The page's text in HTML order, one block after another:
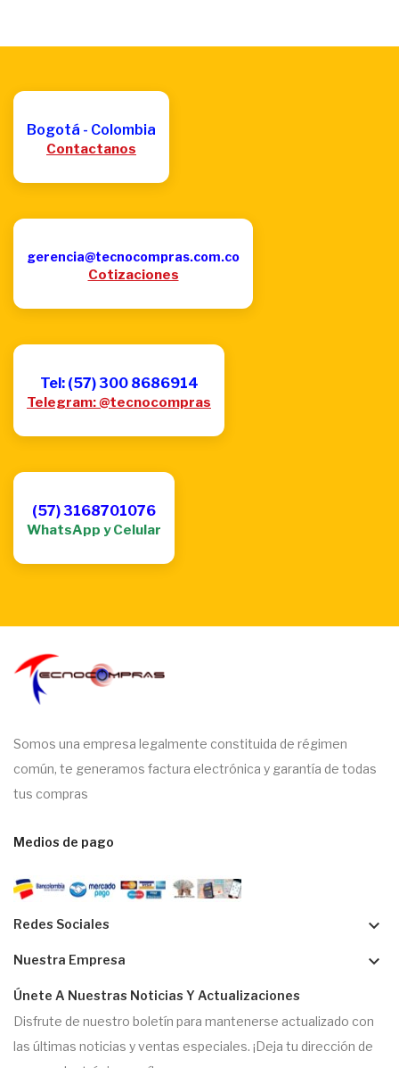
Bogotá - Colombia
Contactanos
gerencia@tecnocompras.com.co
Cotizaciones
Tel: (57) 300 8686914
Telegram: @tecnocompras
(57) 3168701076
WhatsApp y Celular
Somos una empresa legalmente constituida de régimen
común, te generamos factura electrónica y garantía de todas
tus compras
Medios de pago
Redes Sociales keyboard_arrow_down
Nuestra Empresa keyboard_arrow_down
Únete A Nuestras Noticias Y Actualizaciones
Disfrute de nuestro boletín para mantenerse actualizado con
las últimas noticias y ventas especiales. ¡Deja tu dirección de